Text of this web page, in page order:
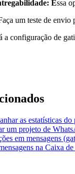
Essa
um teste de envio
a configuração de
as estatísticas do
um projeto de
em mensagens
na Caixa